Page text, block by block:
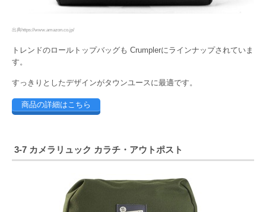
出典https://www.amazon.co.jp/
トレンドのロールトップバッグも Crumplerにラインナップされていま
す。
すっきりとしたデザインがタウンユースに最適です。
商品の詳細はこちら
3-7 カメラリュック カラチ・アウトポスト